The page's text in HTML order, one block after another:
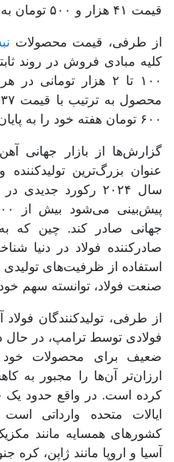
قیمت ۴۱ هزار و ۵۰۰ تومان به پایان رساند.
از طرفی، قیمت محصولات
کلیه مبادی فروش در روند
۱۰۰ تا ۲ هزار
۶۰۰ تومان هفته خود را به پایان رساندند.
گزارش‌ها از بازار جهانی
عنوان بزرگ‌ترین
سال ۲۰۲۴ رکورد
جهانی صادر کند. چین که به
صادرکننده فولاد در دنیا
استفاده از ظرفیت‌های تولیدی
صنعت فولاد، توانسته سهم
از طرفی، تولیدکنندگان
فولادی توسط ترامپ، در
ضعیف برای محصولات خود
ارزان‌تر آن‌ها را مجبور به
کرده است. در واقع حدود یک
ایالات متحده وارداتی
کشورهای همسایه مانند
آسیا و اروپا مانند ژاپن، کره